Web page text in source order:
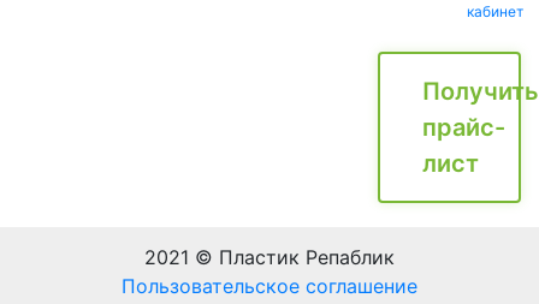
кабинет
Получить
прайс-
лист
2021 © Пластик Репаблик
Пользовательское соглашение